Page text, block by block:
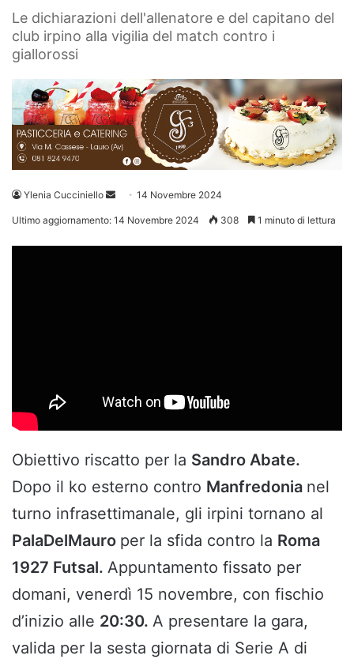
Le dichiarazioni dell'allenatore e del capitano del
club irpino alla vigilia del match contro i
giallorossi
Ylenia Cucciniello
Invia 14 Novembre 2024
Ultimo aggiornamento: 14 Novembre 2024 308 1 minuto di lettura
Obiettivo riscatto per la Sandro Abate.
Dopo il ko esterno contro Manfredonia nel
turno infrasettimanale, gli irpini tornano al
PalaDelMauro per la sfida contro la Roma
1927 Futsal. Appuntamento fissato per
domani, venerdì 15 novembre, con fischio
d’inizio alle 20:30. A presentare la gara,
valida per la sesta giornata di Serie A di